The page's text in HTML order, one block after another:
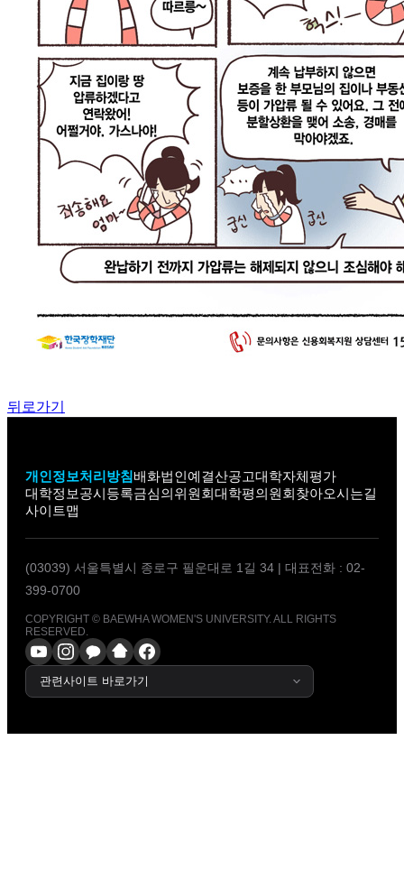
뒤로가기
개인정보처리방침배화법인예결산공고대학자체평가
대학정보공시등록금심의위원회대학평의원회찾아오시는길
사이트맵
(03039) 서울특별시 종로구 필운대로 1길 34 | 대표전화 : 02-
399-0700
COPYRIGHT © BAEWHA WOMEN'S UNIVERSITY. ALL RIGHTS
RESERVED.